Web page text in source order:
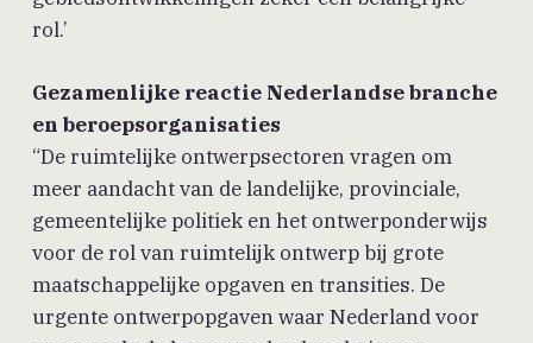
rol.’
Gezamenlijke reactie Nederlandse branche
en beroepsorganisaties
“De ruimtelijke ontwerpsectoren vragen om
meer aandacht van de landelijke, provinciale,
gemeentelijke politiek en het ontwerponderwijs
voor de rol van ruimtelijk ontwerp bij grote
maatschappelijke opgaven en transities. De
urgente ontwerpopgaven waar Nederland voor